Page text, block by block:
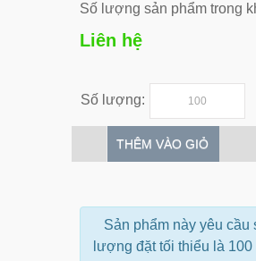
Số lượng sản phẩm trong
Liên hệ
Số lượng:
THÊM VÀO GIỎ
Sản phẩm này yêu cầu
lượng đặt tối thiểu là 100